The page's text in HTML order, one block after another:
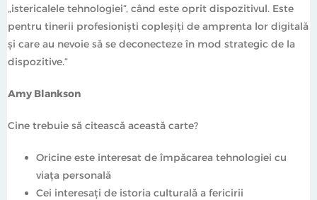
Misiunea VERSANT
Noi credem că, dacă urci pe raftul cărților citite, ai o
perspectivă din ce în ce mai largă asupra lumii în care
responsabilitate și discernământ acele cărți care ne
înseamnă nonfiction revelator și incitant. Vă invităm ca,
„istericalele tehnologiei“, când este oprit dispozitivul. Este
pentru tinerii profesioniști copleșiți de amprenta lor digitală
și care au nevoie să se deconecteze în mod strategic de la
dispozitive.”
Amy Blankson
Cine trebuie să citească această carte?
Oricine este interesat de împăcarea tehnologiei cu
viața personală
Cei interesați de istoria culturală a fericirii